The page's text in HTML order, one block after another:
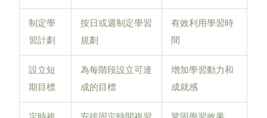
制定學
習計劃
按日或週制定學習
規劃
有效利用學習時
間
設立短
期目標
為每階段設立可達
成的目標
增加學習動力和
成就感